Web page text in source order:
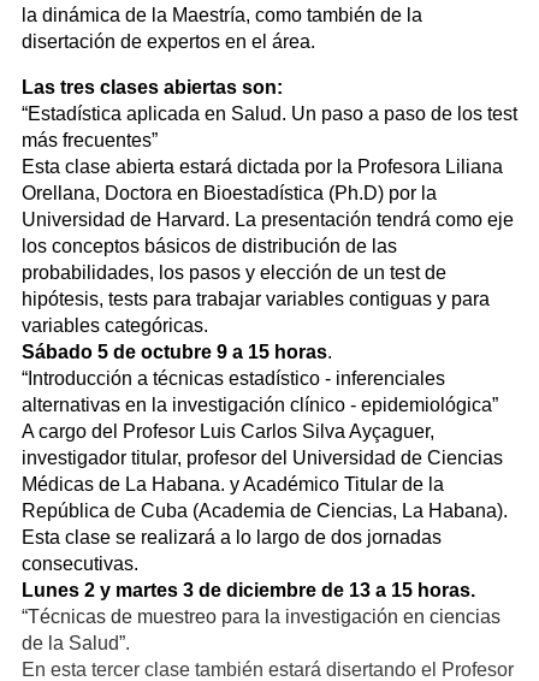
la dinámica de la Maestría, como también de la
disertación de expertos en el área.
Las tres clases abiertas son:
“Estadística aplicada en Salud. Un paso a paso de los test
más frecuentes”
Esta clase abierta estará dictada por la Profesora Liliana
Orellana, Doctora en Bioestadística (Ph.D) por la
Universidad de Harvard. La presentación tendrá como eje
los conceptos básicos de distribución de las
probabilidades, los pasos y elección de un test de
hipótesis, tests para trabajar variables contiguas y para
variables categóricas.
Sábado 5 de octubre 9 a 15 horas.
“Introducción a técnicas estadístico - inferenciales
alternativas en la investigación clínico - epidemiológica”
A cargo del Profesor Luis Carlos Silva Ayçaguer,
investigador titular, profesor del Universidad de Ciencias
Médicas de La Habana. y Académico Titular de la
República de Cuba (Academia de Ciencias, La Habana).
Esta clase se realizará a lo largo de dos jornadas
consecutivas.
Lunes 2 y martes 3 de diciembre de 13 a 15 horas.
“Técnicas de muestreo para la investigación en ciencias
de la Salud”.
En esta tercer clase también estará disertando el Profesor